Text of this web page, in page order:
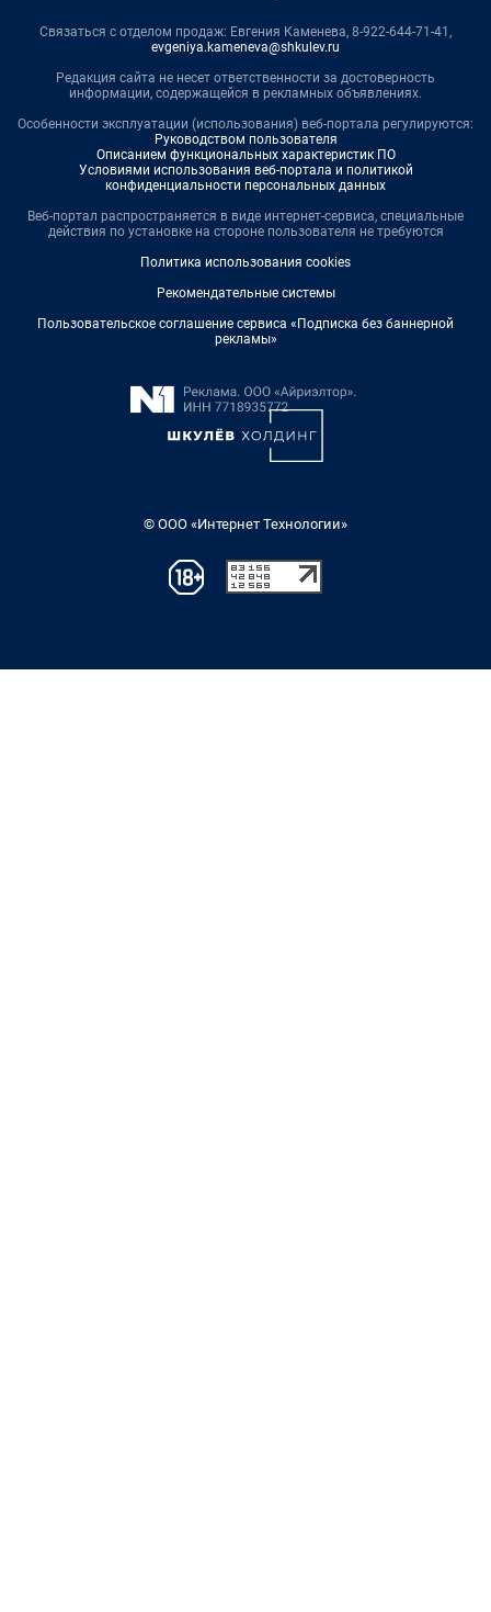
Связаться с отделом продаж: Евгения Каменева, 8-922-644-71-41,
evgeniya.kameneva@shkulev.ru
Редакция сайта не несет ответственности за достоверность
информации, содержащейся в рекламных объявлениях.
Особенности эксплуатации (использования) веб-портала регулируются:
Руководством пользователя
Описанием функциональных характеристик ПО
Условиями использования веб-портала и политикой
конфиденциальности персональных данных
Веб-портал распространяется в виде интернет-сервиса, специальные
действия по установке на стороне пользователя не требуются
Политика использования cookies
Рекомендательные системы
Пользовательское соглашение сервиса «Подписка без баннерной
рекламы»
© ООО «Интернет Технологии»